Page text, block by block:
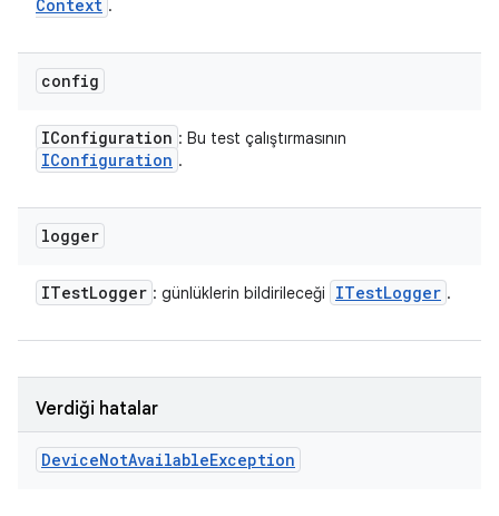
Context .
config
IConfiguration : Bu test çalıştırmasının
IConfiguration .
logger
ITestLogger : günlüklerin bildirileceği ITestLogger .
Verdiği hatalar
DeviceNotAvailableException